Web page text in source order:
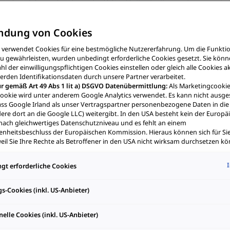
Born und einem POWER2Go Kabel von MOON ist er
flexibel unterwegs.
nur ein Name, der in der Welt des Beachvolleyballs bekannt
und Nachhaltigkeit. Als Vizeweltmeister, zweifacher
hat er Österreichs Beachvolleyball-Sport maßgeblich geprägt.
Engagement – mit der Initiative Sportbox, die Kindern helfen
zum Bewegungsbotschafter
aus dem österreichischen Steyr und hat die Beachvolleyball-
er jahrelang zur internationalen Spitze, und sein größter Erfolg
von Cookies
verwendet Cookies für eine bestmögliche Nutzererfahrung. Um die
gewährleisten, wurden unbedingt erforderliche Cookies gesetzt. Sie
der einwilligungspflichtigen Cookies einstellen oder gleich alle Cookies
Identifikationsdaten durch unsere Partner verarbeitet.
gemäß Art 49 Abs 1 lit a) DSGVO Datenübermittlung:Als
wird unter anderem Google Analytics verwendet. Es kann nicht
Google Irland als unser Vertragspartner personenbezogene Daten in die
dort an die Google LLC) weitergibt. In den USA besteht kein der
gleichwertiges Datenschutzniveau und es fehlt an einem
der Europäischen Kommission. Hieraus können sich für
Sie Ihre Rechte als Betroffener in den USA nicht wirksam durchsetzen
in Ihre persönlichen Rechte und Freiheiten nicht auf das absolut
Dienstleister erlauben, dann stimmen Sie damit auch gemäß Art 49 Abs 1
der in den entsprechenden Cookies enthaltenen
am Ende der Webseite.
erforderliche Cookies
Cookies (inkl. US-Anbieter)
Cookies (inkl. US-Anbieter)